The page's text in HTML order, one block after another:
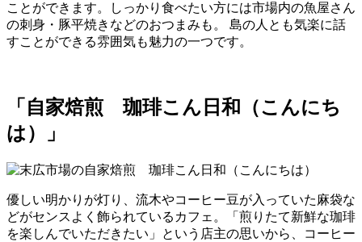
ことができます。しっかり食べたい方には市場内の魚屋さん
の刺身・豚平焼きなどのおつまみも。 島の人とも気楽に話
すことができる雰囲気も魅力の一つです。
「自家焙煎 珈琲こん日和（こんにち
は）」
優しい明かりが灯り、流木やコーヒー豆が入っていた麻袋な
どがセンスよく飾られているカフェ。「煎りたて新鮮な珈琲
を楽しんでいただきたい」という店主の思いから、コーヒー